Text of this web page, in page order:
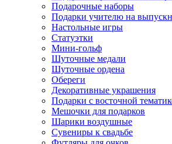
Подарочные наборы
Подарки учителю на
Настольные игры
Статуэтки
Мини-гольф
Шуточные медали
Шуточные ордена
Обереги
Декоративные украшения
Подарки с восточной
Мешочки для подарков
Шарики воздушные
Сувениры к свадьбе